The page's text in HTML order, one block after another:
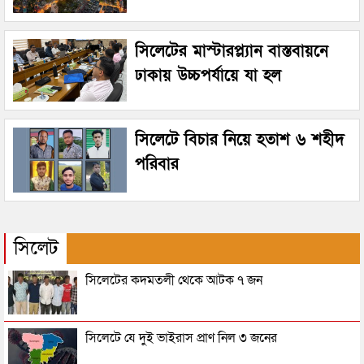
সিলেটের মাস্টারপ্ল্যান বাস্তবায়নে
ঢাকায় উচ্চপর্যায়ে যা হল
সিলেটে বিচার নিয়ে হতাশ ৬ শহীদ
পরিবার
সিলেট
সিলেটের কদমতলী থেকে আটক ৭ জন
সিলেটে যে দুই ভাইরাস প্রাণ নিল ৩ জনের